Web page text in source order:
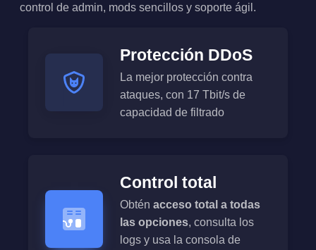
control de admin, mods sencillos y soporte ágil.
Protección DDoS
La mejor protección contra
ataques, con 17 Tbit/s de
capacidad de filtrado
Control total
Obtén acceso total a todas
las opciones, consulta los
logs y usa la consola de